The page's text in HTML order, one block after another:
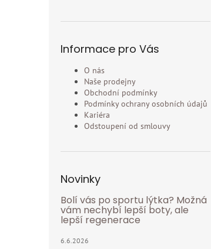
Informace pro Vás
O nás
Naše prodejny
Obchodní podmínky
Podmínky ochrany osobních údajů
Kariéra
Odstoupení od smlouvy
Novinky
Bolí vás po sportu lýtka? Možná
vám nechybí lepší boty, ale
lepší regenerace
6.6.2026